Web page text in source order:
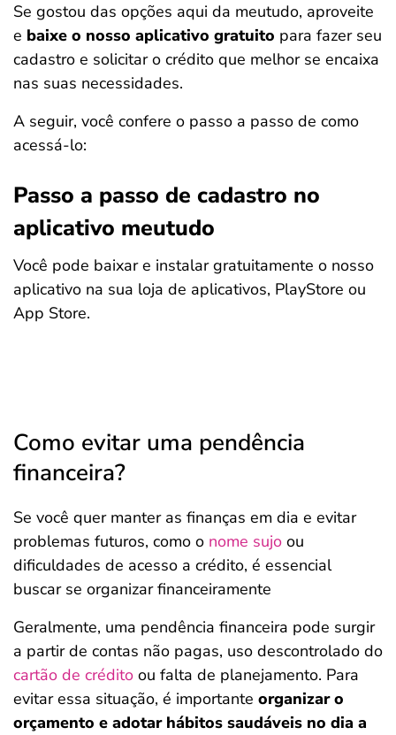
Se gostou das opções aqui da meutudo, aproveite
e baixe o nosso aplicativo gratuito para fazer seu
cadastro e solicitar o crédito que melhor se encaixa
nas suas necessidades.
A seguir, você confere o passo a passo de como
acessá-lo:
Passo a passo de cadastro no
aplicativo meutudo
Você pode baixar e instalar gratuitamente o nosso
aplicativo na sua loja de aplicativos, PlayStore ou
App Store.
Como evitar uma pendência
financeira?
Se você quer manter as finanças em dia e evitar
problemas futuros, como o nome sujo ou
dificuldades de acesso a crédito, é essencial
buscar se organizar financeiramente
Geralmente, uma pendência financeira pode surgir
a partir de contas não pagas, uso descontrolado do
cartão de crédito ou falta de planejamento. Para
evitar essa situação, é importante organizar o
orçamento e adotar hábitos saudáveis no dia a